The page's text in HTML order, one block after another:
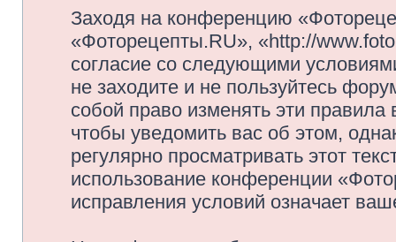
Заходя на конференцию
«Фоторецепты.RU», «http://
согласие со следующими
не заходите и не пользуйтесь
собой право изменять эти
чтобы уведомить вас об этом,
регулярно просматривать этот
использование конференции
исправления условий означает